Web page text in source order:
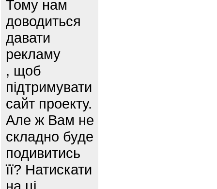
Тому нам
доводиться
давати
рекламу
, щоб
підтримувати
сайт проекту.
Але ж Вам не
складно буде
подивитись
її? Натискати